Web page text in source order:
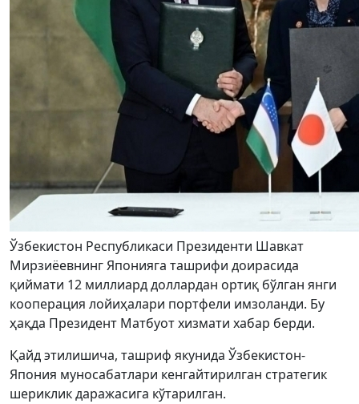
Ўзбекистон Республикаси Президенти Шавкат
Мирзиёевнинг Японияга ташрифи доирасида
қиймати 12 миллиард доллардан ортиқ бўлган янги
кооперация лойиҳалари портфели имзоланди. Бу
ҳақда Президент Матбуот хизмати хабар берди.
Қайд этилишича, ташриф якунида Ўзбекистон-
Япония муносабатлари кенгайтирилган стратегик
шериклик даражасига кўтарилган.